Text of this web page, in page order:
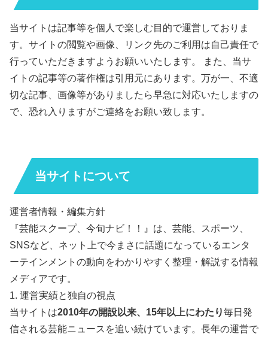
当サイトは記事等を個人で楽しむ目的で運営しておりま
す。サイトの閲覧や画像、リンク先のご利用は自己責任で
行っていただきますようお願いいたします。 また、当サ
イトの記事等の著作権は引用元にあります。万が一、不適
切な記事、画像等がありましたら早急に対応いたしますの
で、恐れ入りますがご連絡をお願い致します。
当サイトについて
運営者情報・編集方針
『芸能スクープ、今旬ナビ！！』は、芸能、スポーツ、
SNSなど、ネット上で今まさに話題になっているエンタ
ーテインメントの動向をわかりやすく整理・解説する情報
メディアです。
1. 運営実績と独自の視点
当サイトは2010年の開設以来、15年以上にわたり毎日発
信される芸能ニュースを追い続けています。長年の運営で